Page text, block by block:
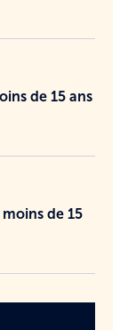
de 15 ans
de 15